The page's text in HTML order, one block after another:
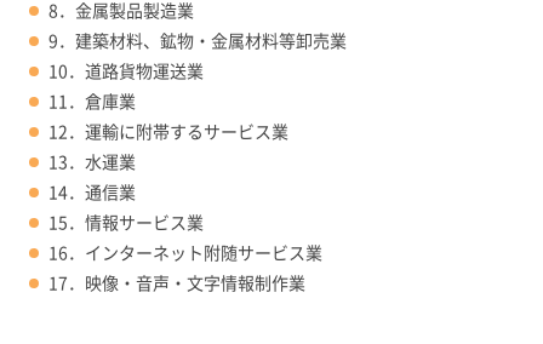
8．金属製品製造業
9．建築材料、鉱物・金属材料等卸売業
10．道路貨物運送業
11．倉庫業
12．運輸に附帯するサービス業
13．水運業
14．通信業
15．情報サービス業
16．インターネット附随サービス業
17．映像・音声・文字情報制作業